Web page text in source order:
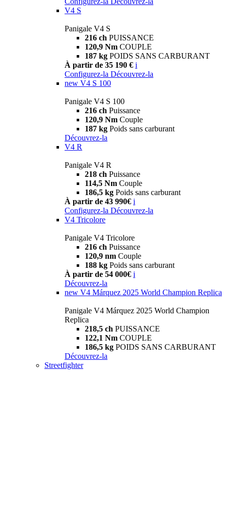
V4 S
Panigale V4 S
216 ch PUISSANCE
120,9 Nm COUPLE
187 kg POIDS SANS CARBURANT
À partir de 35 190 € i
Configurez-la Découvrez-la
new V4 S 100
Panigale V4 S 100
216 ch Puissance
120,9 Nm Couple
187 kg Poids sans carburant
Découvrez-la
V4 R
Panigale V4 R
218 ch Puissance
114,5 Nm Couple
186,5 kg Poids sans carburant
À partir de 43 990€ i
Configurez-la Découvrez-la
V4 Tricolore
Panigale V4 Tricolore
216 ch Puissance
120,9 nm Couple
188 kg Poids sans carburant
À partir de 54 000€ i
Découvrez-la
new V4 Márquez 2025 World Champion Replica
Panigale V4 Márquez 2025 World Champion
Replica
218,5 ch PUISSANCE
122,1 Nm COUPLE
186,5 kg POIDS SANS CARBURANT
Découvrez-la
Streetfighter